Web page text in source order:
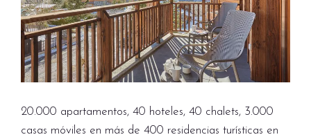
20.000 apartamentos, 40 hoteles, 40 chalets, 3.000
casas móviles en más de 400 residencias turísticas en